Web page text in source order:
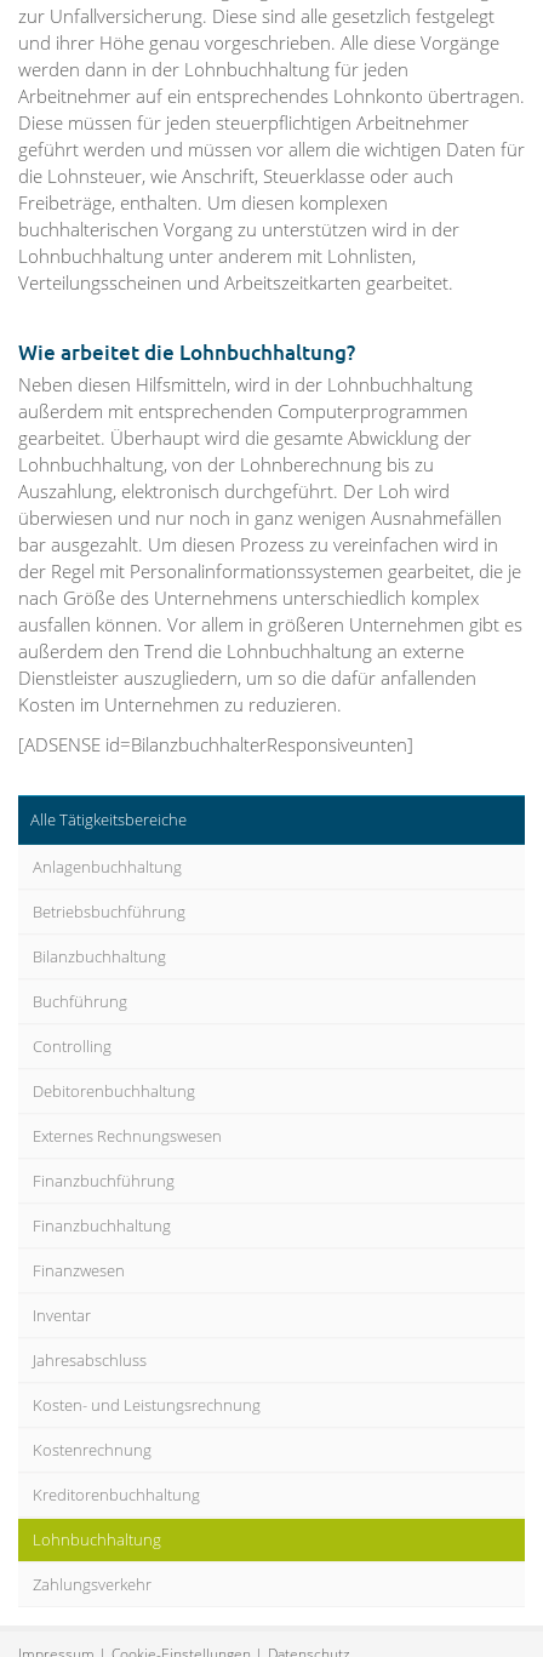
zur Unfallversicherung. Diese sind alle gesetzlich festgelegt
und ihrer Höhe genau vorgeschrieben. Alle diese Vorgänge
werden dann in der Lohnbuchhaltung für jeden
Arbeitnehmer auf ein entsprechendes Lohnkonto übertragen.
Diese müssen für jeden steuerpflichtigen Arbeitnehmer
geführt werden und müssen vor allem die wichtigen Daten für
die Lohnsteuer, wie Anschrift, Steuerklasse oder auch
Freibeträge, enthalten. Um diesen komplexen
buchhalterischen Vorgang zu unterstützen wird in der
Lohnbuchhaltung unter anderem mit Lohnlisten,
Verteilungsscheinen und Arbeitszeitkarten gearbeitet.
Wie arbeitet die Lohnbuchhaltung?
Neben diesen Hilfsmitteln, wird in der Lohnbuchhaltung
außerdem mit entsprechenden Computerprogrammen
gearbeitet. Überhaupt wird die gesamte Abwicklung der
Lohnbuchhaltung, von der Lohnberechnung bis zu
Auszahlung, elektronisch durchgeführt. Der Loh wird
überwiesen und nur noch in ganz wenigen Ausnahmefällen
bar ausgezahlt. Um diesen Prozess zu vereinfachen wird in
der Regel mit Personalinformationssystemen gearbeitet, die je
nach Größe des Unternehmens unterschiedlich komplex
ausfallen können. Vor allem in größeren Unternehmen gibt es
außerdem den Trend die Lohnbuchhaltung an externe
Dienstleister auszugliedern, um so die dafür anfallenden
Kosten im Unternehmen zu reduzieren.
[ADSENSE id=BilanzbuchhalterResponsiveunten]
Alle Tätigkeitsbereiche
Anlagenbuchhaltung
Betriebsbuchführung
Bilanzbuchhaltung
Buchführung
Controlling
Debitorenbuchhaltung
Externes Rechnungswesen
Finanzbuchführung
Finanzbuchhaltung
Finanzwesen
Inventar
Jahresabschluss
Kosten- und Leistungsrechnung
Kostenrechnung
Kreditorenbuchhaltung
Lohnbuchhaltung
Zahlungsverkehr